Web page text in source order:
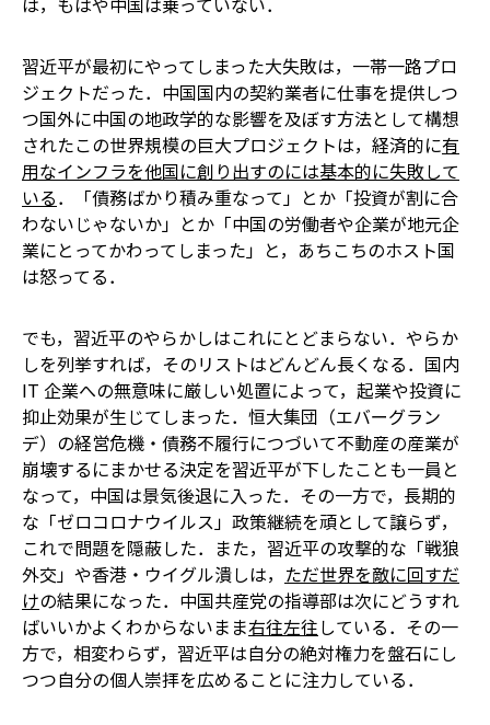
習近平が最初にやってしまった大失敗は，一帯一路プロ
ジェクトだった．中国国内の契約業者に仕事を提供しつ
つ国外に中国の地政学的な影響を及ぼす方法として構想
されたこの世界規模の巨大プロジェクトは，経済的に有
用なインフラを他国に創り出すのには基本的に失敗して
いる．「債務ばかり積み重なって」とか「投資が割に合
わないじゃないか」とか「中国の労働者や企業が地元企
業にとってかわってしまった」と，あちこちのホスト国
は怒ってる．
でも，習近平のやらかしはこれにとどまらない．やらか
しを列挙すれば，そのリストはどんどん長くなる．国内
IT 企業への無意味に厳しい処置によって，起業や投資に
抑止効果が生じてしまった．恒大集団（エバーグラン
デ）の経営危機・債務不履行につづいて不動産の産業が
崩壊するにまかせる決定を習近平が下したことも一員と
なって，中国は景気後退に入った．その一方で，長期的
な「ゼロコロナウイルス」政策継続を頑として譲らず，
これで問題を隠蔽した．また，習近平の攻撃的な「戦狼
外交」や香港・ウイグル潰しは， ただ世界を敵に回すだ
けの結果になった．中国共産党の指導部は次にどうすれ
ばいいかよくわからないまま右往左往している．その一
方で，相変わらず，習近平は自分の絶対権力を盤石にし
つつ自分の個人崇拝を広めることに注力している．